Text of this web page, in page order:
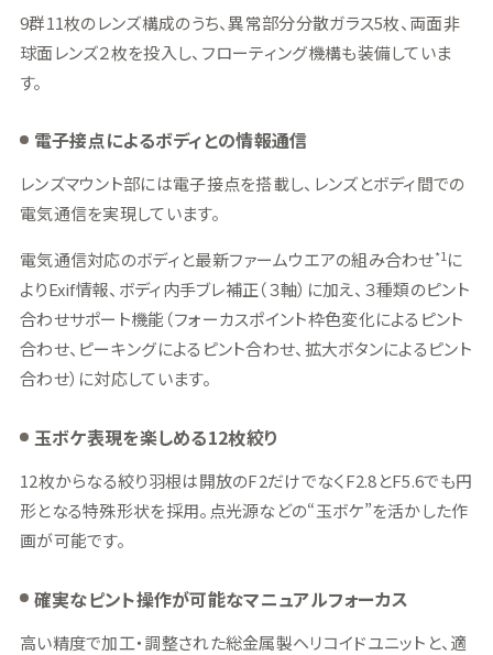
9群11枚のレンズ構成のうち、異常部分分散ガラス5枚、両面非
球面レンズ２枚を投入し、フローティング機構も装備していま
す。
電子接点によるボディとの情報通信
レンズマウント部には電子接点を搭載し、レンズとボディ間での
電気通信を実現しています。
電気通信対応のボディと最新ファームウエアの組み合わせ*1 に
よりExif情報、ボディ内手ブレ補正（３軸）に加え、３種類のピント
合わせサポート機能（フォーカスポイント枠色変化によるピント
合わせ、ピーキングによるピント合わせ、拡大ボタンによるピント
合わせ）に対応しています。
玉ボケ表現を楽しめる12枚絞り
12枚からなる絞り羽根は開放のF2だけでなくF2.8とF5.6でも円
形となる特殊形状を採用。点光源などの“玉ボケ”を活かした作
画が可能です。
確実なピント操作が可能なマニュアルフォーカス
高い精度で加工・調整された総金属製ヘリコイドユニットと、適